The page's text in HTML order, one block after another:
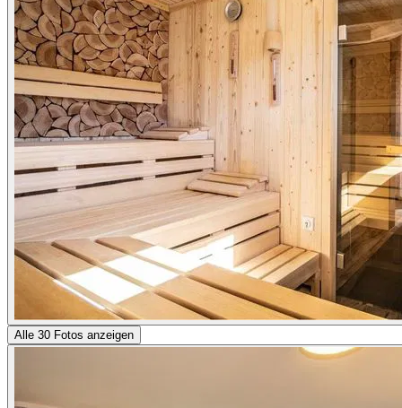
Alle 30 Fotos anzeigen